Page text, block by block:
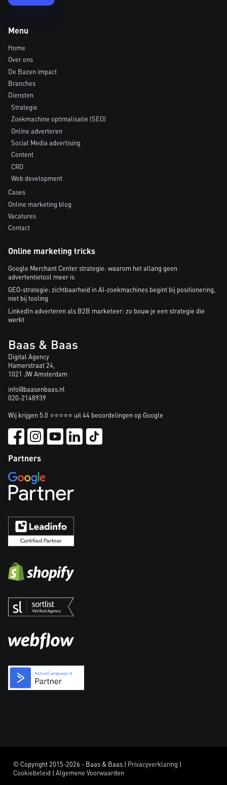
Menu
Home
Over ons
De Bazen impact
Branches
Diensten
Strategie
Zoekmachine optimalisatie (SEO)
Online adverteren
Social Media advertising
Content
CRO
Web development
Cases
Online marketing blog
Vacatures
Contact
Online marketing tricks
Google Merchant Center strategie: waarom het allang geen
advertentietool meer is
GEO-strategie: zichtbaarheid in AI-zoekmachines begint bij positionering,
niet bij tooling
LinkedIn adverteren als B2B marketeer: zo bouw je een strategie die
werkt
Baas & Baas
Digital Agency
Hamerstraat 24,
1021 JW Amsterdam
info@baasenbaas.nl
020-2148939
Wij krijgen 5.0 ⭐⭐⭐⭐⭐ uit 44 beoordelingen op Google
Partners
© Copyright 2015-2026 - Baas & Baas | Privacyverklaring |
Cookiebeleid | Algemene Voorwaarden